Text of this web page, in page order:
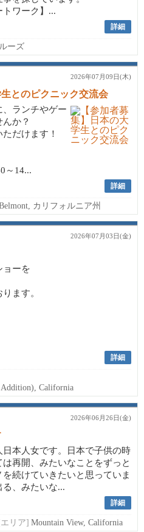
ワーク】...
詳細
ーズ
2026年07月09日(木)
とのピクニック交流会
、ランチやゲー
か？
だけます！
～14...
詳細
カリフォルニア州
2026年07月03日(金)
ョーを
ます。
詳細
Addition), California
2026年06月26日(金)
本人女です。日本で子供の時
再開、みたいなことをずっと
続けていきたいと思っていま
、みたいな...
詳細
リア] Mountain View, California